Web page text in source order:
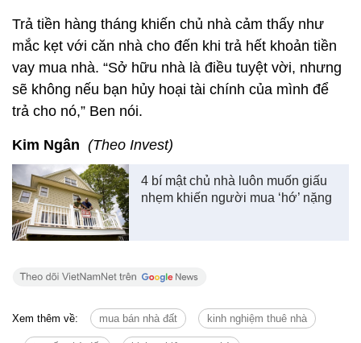
Trả tiền hàng tháng khiến chủ nhà cảm thấy như
mắc kẹt với căn nhà cho đến khi trả hết khoản tiền
vay mua nhà. “Sở hữu nhà là điều tuyệt vời, nhưng
sẽ không nếu bạn hủy hoại tài chính của mình để
trả cho nó,” Ben nói.
Kim Ngân (Theo Invest)
4 bí mật chủ nhà luôn muốn giấu
nhẹm khiến người mua ‘hớ’ nặng
Xem thêm về: mua bán nhà đất kinh nghiệm thuê nhà